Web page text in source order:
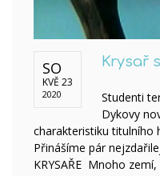
SO
KVĚ 23
2020
Krysař
Studenti
Dykovy
charakteristiku titulního
Přinášíme pár
KRYSAŘE Mnoho